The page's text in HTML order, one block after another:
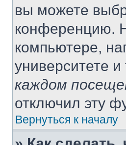
вы можете
конференцию.
компьютере,
университете
каждом
отключил эту
Вернуться к началу